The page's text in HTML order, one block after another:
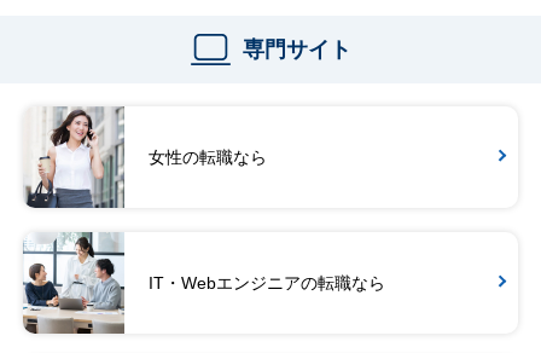
専門サイト
女性の転職なら
IT・Webエンジニアの転職なら